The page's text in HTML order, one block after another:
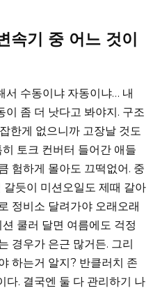
속기 중 어느 것이
서 수동이냐 자동이냐… 내
이 좀 더 낫다고 봐야지. 구조
한게 없으니까 고장날 것도
토크 컨버터 들어간 애들
험하게 몰아도 끄떡없어. 중
듯이 미션오일도 제때 갈아
정비소 달려가야 오래오래
쿨러 달면 여름에도 걱정
경우가 은근 많거든. 그리
하는거 알지? 반클러치 존
다. 결국엔 둘 다 관리하기 나